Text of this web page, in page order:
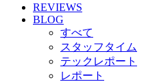
REVIEWS
BLOG
すべて
スタッフタイム
テックレポート
レポート